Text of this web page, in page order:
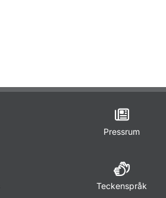
Pressrum
Teckenspråk